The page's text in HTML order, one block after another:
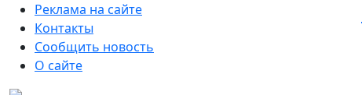
Реклама на сайте
Контакты
Сообщить новость
О сайте